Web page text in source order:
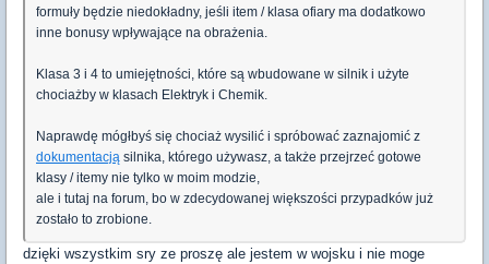
formuły będzie niedokładny, jeśli item / klasa ofiary ma dodatkowo
inne bonusy wpływające na obrażenia.
Klasa 3 i 4 to umiejętności, które są wbudowane w silnik i użyte
chociażby w klasach Elektryk i Chemik.
Naprawdę mógłbyś się chociaż wysilić i spróbować zaznajomić z
dokumentacją silnika, którego używasz, a także przejrzeć gotowe
klasy / itemy nie tylko w moim modzie,
ale i tutaj na forum, bo w zdecydowanej większości przypadków już
zostało to zrobione.
dzięki wszystkim sry ze proszę ale jestem w wojsku i nie moge